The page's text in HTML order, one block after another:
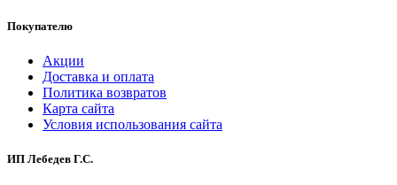
Покупателю
Акции
Доставка и оплата
Политика возвратов
Карта сайта
Условия использования сайта
ИП Лебедев Г.С.